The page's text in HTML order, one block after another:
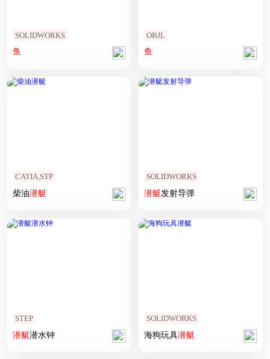
SOLIDWORKS
鱼
OBJL
鱼
CATIA,STP
柴油潜艇
SOLIDWORKS
潜艇发射导弹
STEP
潜艇潜水钟
SOLIDWORKS
海狗玩具潜艇